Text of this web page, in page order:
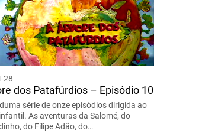
28
dos Patafúrdios – Episódio 10
série de onze episódios dirigida ao
As aventuras da Salomé, do
do Filipe Adão, do…